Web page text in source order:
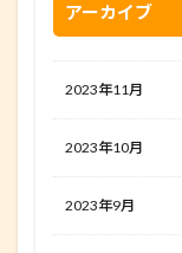
アーカイブ
2023年11月
2023年10月
2023年9月